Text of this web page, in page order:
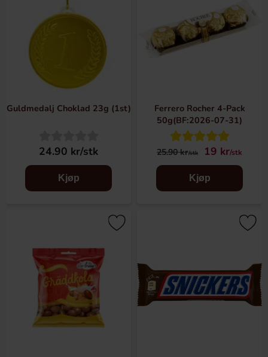
Guldmedalj Choklad 23g (1st)
24.90 kr/stk
Kjøp
Ferrero Rocher 4-Pack
50g(BF:2026-07-31)
25.90 kr/stk 19 kr/stk
Kjøp